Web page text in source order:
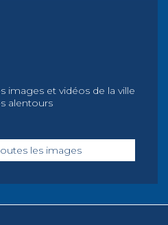
images et vidéos de la ville
alentours
les images